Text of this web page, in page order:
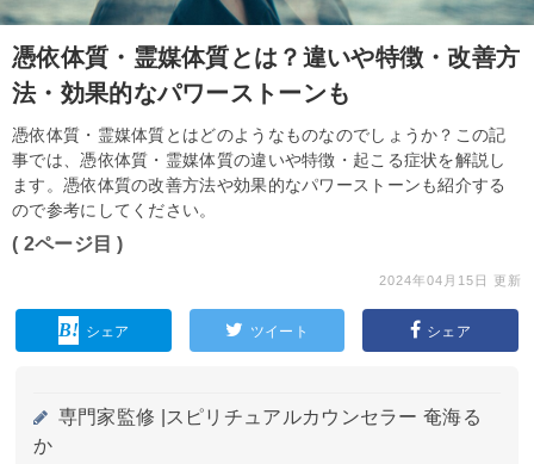
憑依体質・霊媒体質とは？違いや特徴・改善方
法・効果的なパワーストーンも
憑依体質・霊媒体質とはどのようなものなのでしょうか？この記
事では、憑依体質・霊媒体質の違いや特徴・起こる症状を解説し
ます。憑依体質の改善方法や効果的なパワーストーンも紹介する
ので参考にしてください。
( 2ページ目 )
2024年04月15日 更新
シェア ツイート シェア
専門家監修 |
スピリチュアルカウンセラー 奄海る
か